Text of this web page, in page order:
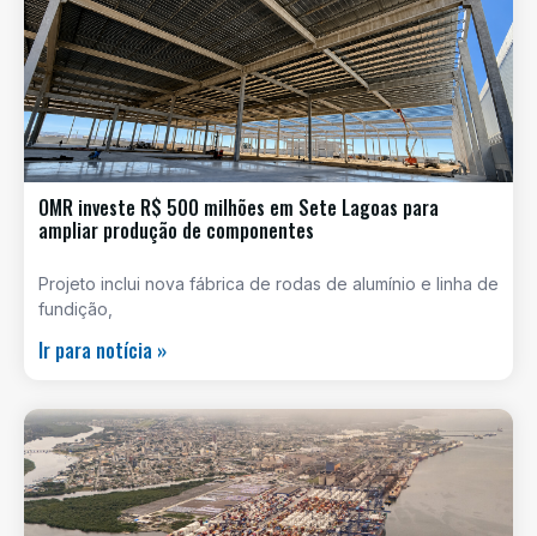
OMR investe R$ 500 milhões em Sete Lagoas para
ampliar produção de componentes
Projeto inclui nova fábrica de rodas de alumínio e linha de
fundição,
Ir para notícia »